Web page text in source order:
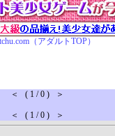
＜ ( 1 / 0 ) ＞
＜ ( 1 / 0 ) ＞